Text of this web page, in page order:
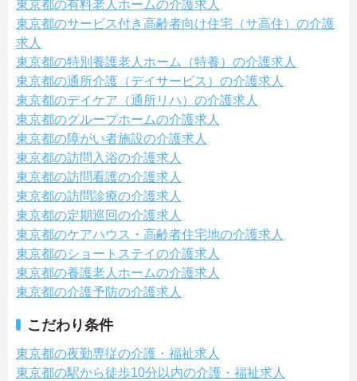
東京都の有料老人ホームの介護求人
東京都のサービス付き高齢者向け住宅（サ高住）の介護
求人
東京都の特別養護老人ホーム（特養）の介護求人
東京都の通所介護（デイサービス）の介護求人
東京都のデイケア（通所リハ）の介護求人
東京都のグループホームの介護求人
東京都の障がい者施設の介護求人
東京都の訪問入浴の介護求人
東京都の訪問看護の介護求人
東京都の訪問診療の介護求人
東京都の定期巡回の介護求人
東京都のケアハウス・高齢者住宅地の介護求人
東京都のショートステイの介護求人
東京都の養護老人ホームの介護求人
東京都の介護予防の介護求人
こだわり条件
東京都の夜勤専従の介護・福祉求人
東京都の駅から徒歩10分以内の介護・福祉求人